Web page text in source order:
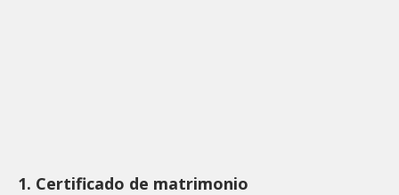
1. Certificado de matrimonio